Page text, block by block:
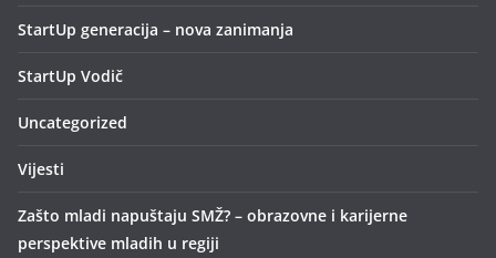
StartUp generacija – nova zanimanja
StartUp Vodič
Uncategorized
Vijesti
Zašto mladi napuštaju SMŽ? – obrazovne i karijerne
perspektive mladih u regiji